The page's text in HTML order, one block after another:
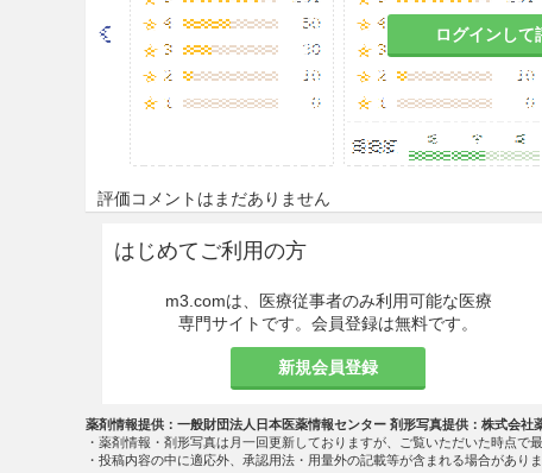
ログインして
評価コメントはまだありません
はじめてご利用の方
m3.comは、医療従事者のみ利用可能な医療
専門サイトです。会員登録は無料です。
新規会員登録
薬剤情報提供：一般財団法人日本医薬情報センター 剤形写真提供：株式会社
・薬剤情報・剤形写真は月一回更新しておりますが、ご覧いただいた時点
・投稿内容の中に適応外、承認用法・用量外の記載等が含まれる場合があり